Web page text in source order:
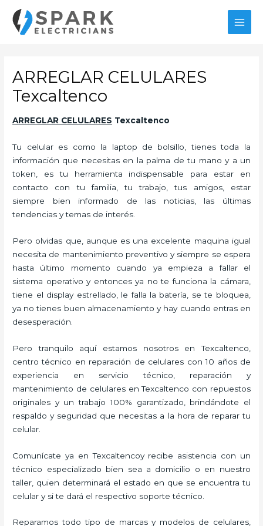
contenido
ARREGLAR CELULARES
Texcaltenco
ARREGLAR CELULARES Texcaltenco
Tu celular es como la laptop de bolsillo, tienes toda la
información que necesitas en la palma de tu mano y a un
token, es tu herramienta indispensable para estar en
contacto con tu familia, tu trabajo, tus amigos, estar
siempre bien informado de las noticias, las últimas
tendencias y temas de interés.
Pero olvidas que, aunque es una excelente maquina igual
necesita de mantenimiento preventivo y siempre se espera
hasta último momento cuando ya empieza a fallar el
sistema operativo y entonces ya no te funciona la cámara,
tiene el display estrellado, le falla la batería, se te bloquea,
ya no tienes buen almacenamiento y hay cuando entras en
desesperación.
Pero tranquilo aquí estamos nosotros en Texcaltenco,
centro técnico en reparación de celulares con 10 años de
experiencia en servicio técnico, reparación y
mantenimiento de celulares en Texcaltenco con repuestos
originales y un trabajo 100% garantizado, brindándote el
respaldo y seguridad que necesitas a la hora de reparar tu
celular.
Comunícate ya en Texcaltencoy recibe asistencia con un
técnico especializado bien sea a domicilio o en nuestro
taller, quien determinará el estado en que se encuentra tu
celular y si te dará el respectivo soporte técnico.
Reparamos todo tipo de marcas y modelos de celulares,